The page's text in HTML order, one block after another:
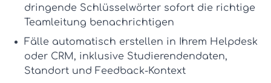
dringende Schlüsselwörter sofort die richtige
Teamleitung benachrichtigen
Fälle automatisch erstellen in Ihrem Helpdesk
oder CRM, inklusive Studierendendaten,
Standort und Feedback-Kontext